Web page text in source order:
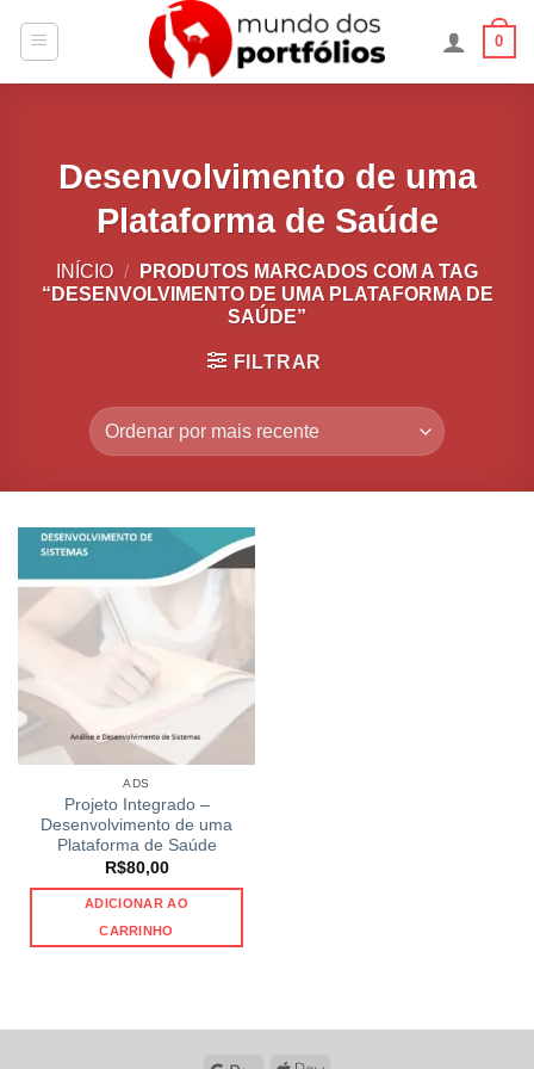
0
Desenvolvimento de uma
Plataforma de Saúde
INÍCIO /
PRODUTOS MARCADOS COM A TAG
“DESENVOLVIMENTO DE UMA PLATAFORMA DE
SAÚDE”
FILTRAR
ADS
Projeto Integrado –
Desenvolvimento de uma
Plataforma de Saúde
R$80,00
ADICIONAR AO
CARRINHO